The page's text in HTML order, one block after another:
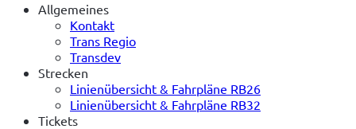
Allgemeines
Kontakt
Trans Regio
Transdev
Strecken
Linienübersicht & Fahrpläne RB26
Linienübersicht & Fahrpläne RB32
Tickets